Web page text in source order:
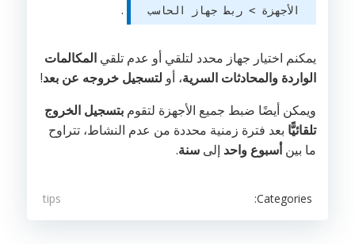
الأجهزة > ربط جهاز الحاسب .
يمكنم اختيار جهاز محدد لتلقي أو عدم تلقي المكالمات
الواردة والمحادثات السرية، أو لتسجيل خروجه عن بعد!
ويمكن أيضًا ضبط جميع الأجهزة لتقوم بتسجيل الخروج
تلقائيًّا بعد فترة زمنية محددة من عدم النشاط، تتراوح
ما بينأسبوع واحد إلى سنة.
Categories:
tips